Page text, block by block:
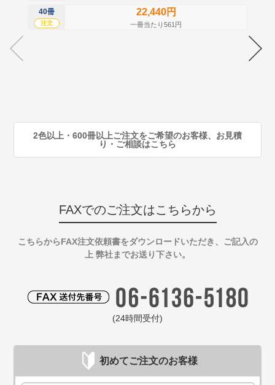
40冊
注文
22,440円
一冊当たり561円
2色以上・600冊以上ご注文をご希望のお客様、お見積
り・ご相談はこちら
FAXでのご注文はこちらから
こちらからFAX注文依頼書をダウンロードいただき、ご記入の
上 弊社までお送り下さい。
(24時間受付)
初めてご注文のお客様